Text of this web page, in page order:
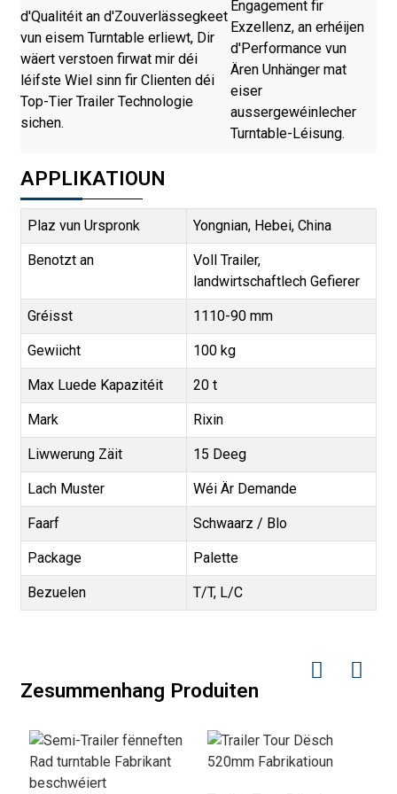
d'Qualitéit an d'Zouverlässegkeet
vun eisem Turntable erliewt, Dir
wäert verstoen firwat mir déi
léifste Wiel sinn fir Clienten déi
Top-Tier Trailer Technologie
sichen.
Engagement fir
Exzellenz, an erhéijen
d'Performance vun
Ären Unhänger mat
eiser
aussergewéinlecher
Turntable-Léisung.
APPLIKATIOUN
Plaz vun Urspronk Yongnian, Hebei, China
Benotzt an
Voll Trailer,
landwirtschaftlech Gefierer
Gréisst 1110-90 mm
Gewiicht 100 kg
Max Luede Kapazitéit 20 t
Mark Rixin
Liwwerung Zäit 15 Deeg
Lach Muster Wéi Är Demande
Faarf Schwaarz / Blo
Package Palette
Bezuelen T/T, L/C
Zesummenhang Produiten